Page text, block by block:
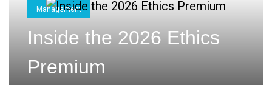
Management
Inside the 2026 Ethics
Premium